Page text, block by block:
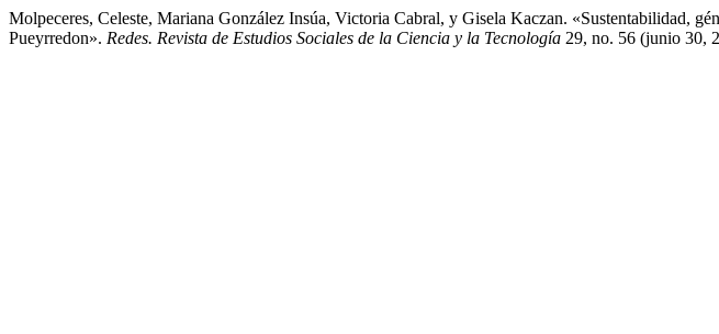
Molpeceres, Celeste, Mariana González Insúa, Victoria Cabral, y Gisela Kaczan. «Sustentabilidad,
Pueyrredon». Redes. Revista de Estudios Sociales de la Ciencia y la Tecnología 29, no. 56 (junio 30,